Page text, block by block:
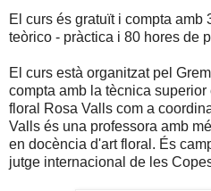
El curs és gratuït i compta amb
teòrico - pràctica i 80 hores de
El curs està organitzat pel
compta amb la tècnica
floral Rosa Valls com a
Valls és una professora amb
en docència d'art floral. És
jutge internacional de les